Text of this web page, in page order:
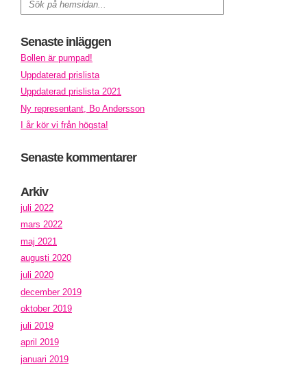
Senaste inläggen
Bollen är pumpad!
Uppdaterad prislista
Uppdaterad prislista 2021
Ny representant, Bo Andersson
I år kör vi från högsta!
Senaste kommentarer
Arkiv
juli 2022
mars 2022
maj 2021
augusti 2020
juli 2020
december 2019
oktober 2019
juli 2019
april 2019
januari 2019